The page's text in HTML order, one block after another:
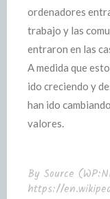
ordenadores
trabajo y las
entraron en las
A medida que
ido creciendo y
han ido
valores.
By Source
https://